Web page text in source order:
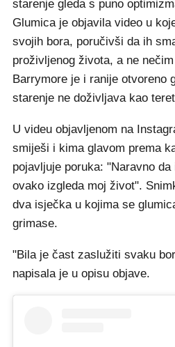
starenje gleda s puno
Glumica je objavila video u
svojih bora, poručivši da ih
proživljenog života, a ne
Barrymore je i ranije otvoreno
starenje ne doživljava kao
U videu objavljenom na
smiješi i kima glavom prema
pojavljuje poruka: "Naravno
ovako izgleda moj život".
dva isječka u kojima se
grimase.
"Bila je čast zaslužiti svaku
napisala je u opisu objave.